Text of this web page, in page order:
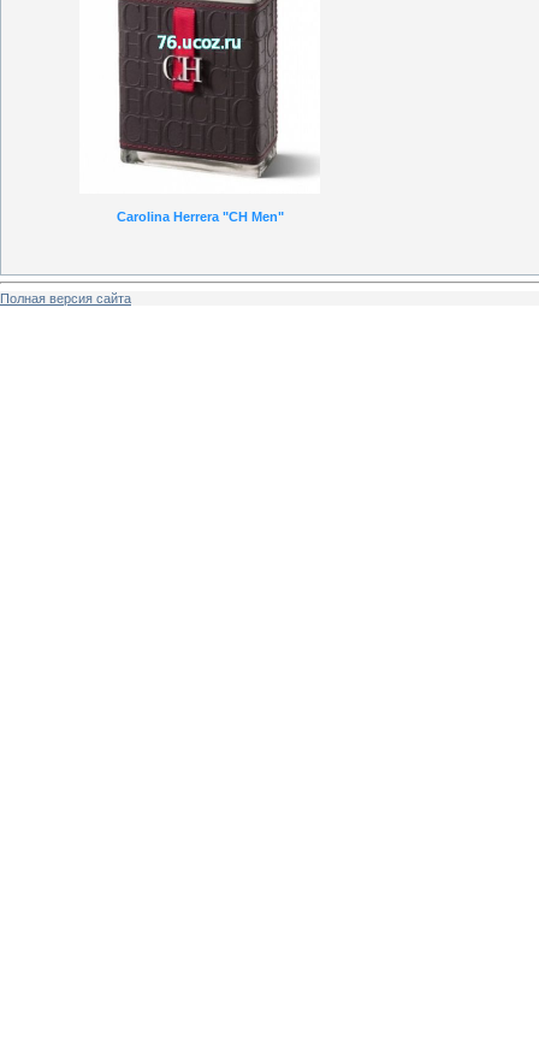
Carolina Herrera "CH Men"
Полная версия сайта